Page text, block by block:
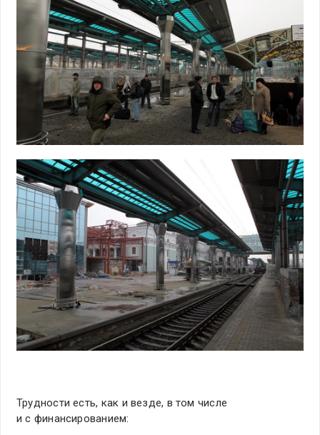
Трудности есть, как и везде, в том числе
и с финансированием: